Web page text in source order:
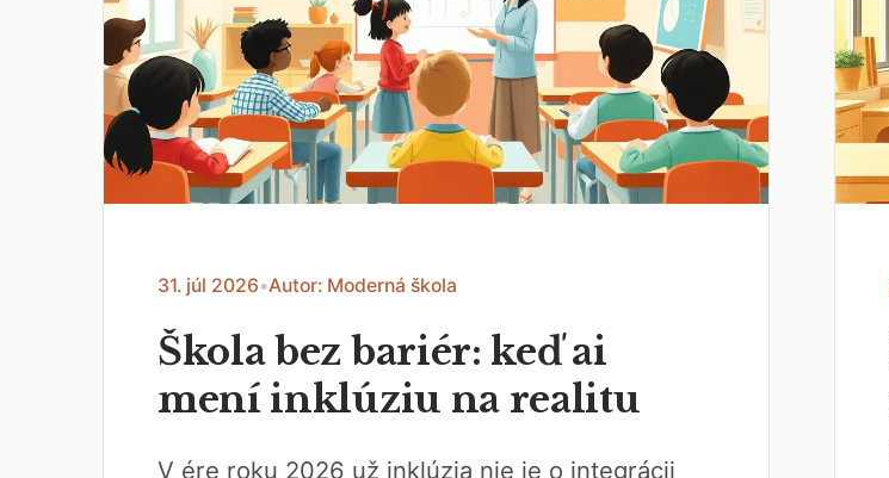
31. júl 2026•Autor: Moderná škola
Škola bez bariér: keď ai
mení inklúziu na realitu
V ére roku 2026 už inklúzia nie je o integrácii